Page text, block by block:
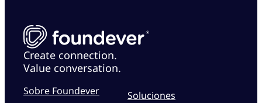
Create connection.
Value conversation.
Sobre Foundever Soluciones